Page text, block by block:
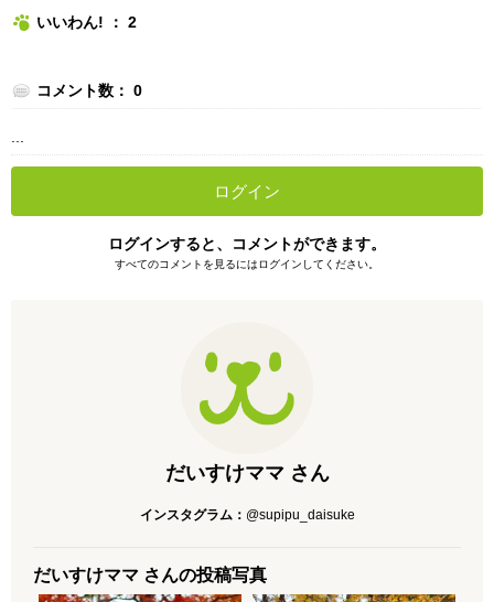
いいわん! ： 2
コメント数： 0
ログイン
ログインすると、コメントができます。
すべてのコメントを見るにはログインしてください。
だいすけママ さん
インスタグラム： @supipu_daisuke
だいすけママ さんの投稿写真